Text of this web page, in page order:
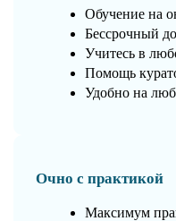
Обучение на
Бессрочный
Учитесь в
Помощь
Удобно на
Очно с практикой
Максимум